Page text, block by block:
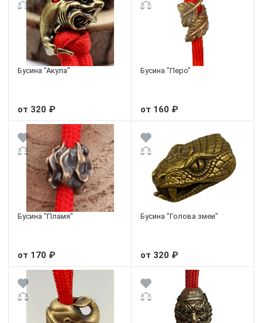
Бусина "Акула"
от 320 ₽
Бусина "Перо"
от 160 ₽
Бусина "Пламя"
от 170 ₽
Бусина "Голова змеи"
от 320 ₽